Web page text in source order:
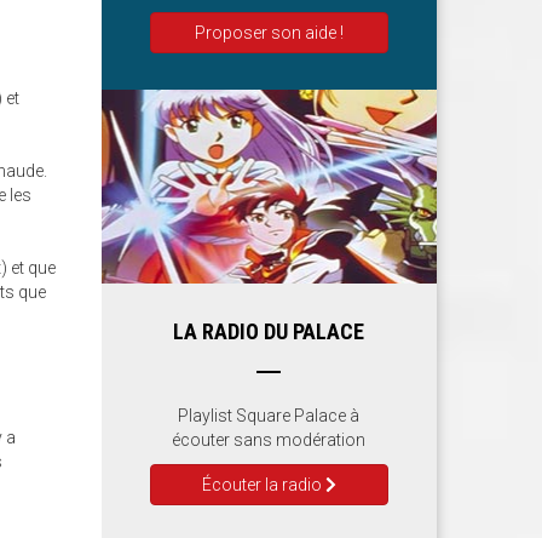
et
les
et que
que
a
Proposer son aide !
LA RADIO DU PALACE
Playlist Square Palace à
écouter sans modération
Écouter la radio